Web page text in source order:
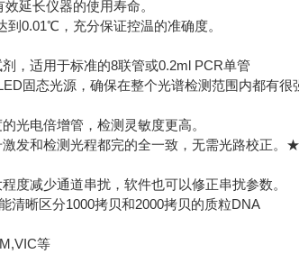
延长仪器的使用寿命。
0.01℃，充分保证控温的准确度。
，适用于标准的8联管或0.2ml PCR单管
固态光源，确保在整个光谱检测范围内都有
光电倍增管，检测灵敏度更高。
发和检测光程都完的全一致，无需光路校正。★
度减少通道串扰，软件也可以修正串扰参数。
清晰区分1000拷贝和2000拷贝的质粒DNA
等